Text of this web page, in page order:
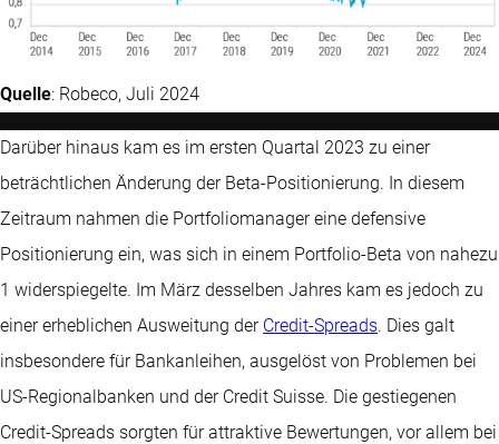
Quelle: Robeco, Juli 2024
Darüber hinaus kam es im ersten Quartal 2023 zu einer
beträchtlichen Änderung der Beta-Positionierung. In diesem
Zeitraum nahmen die Portfoliomanager eine defensive
Positionierung ein, was sich in einem Portfolio-Beta von nahezu
1 widerspiegelte. Im März desselben Jahres kam es jedoch zu
einer erheblichen Ausweitung der Credit-Spreads. Dies galt
insbesondere für Bankanleihen, ausgelöst von Problemen bei
US-Regionalbanken und der Credit Suisse. Die gestiegenen
Credit-Spreads sorgten für attraktive Bewertungen, vor allem bei